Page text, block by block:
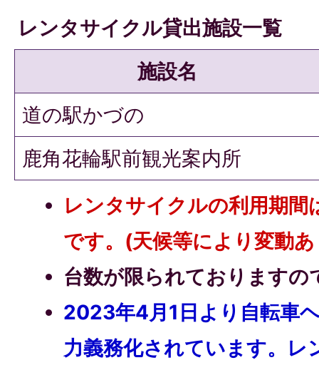
レンタサイクル貸出施設一覧
施設名
道の駅かづの
鹿角花輪駅前観光案内所
レンタサイクルの利用期間
です。(天候等により変動
台数が限られておりますの
2023年4月1日より自転車
力義務化されています。